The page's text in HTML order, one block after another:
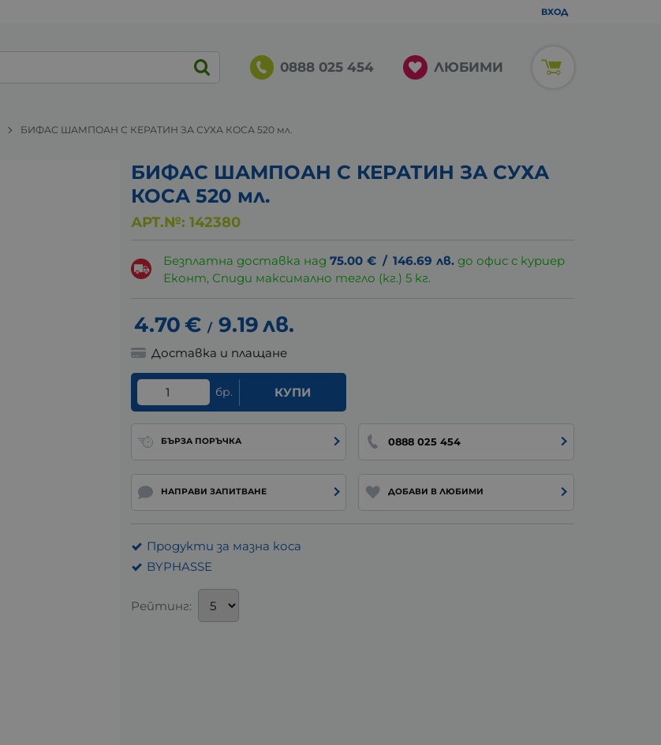
ВХОД
0888 025 454 ЛЮБИМИ
БИФАС ШАМПОАН С КЕРАТИН ЗА СУХА КОСА 520 мл.
БИФАС ШАМПОАН С КЕРАТИН ЗА СУХА
КОСА 520 мл.
АРТ.№: 142380
Безплатна доставка над75.00 € / 146.69 лв. до офис с куриер
Еконт, Спиди максимално тегло (кг.) 5 кг.
4.70€ / 9.19лв.
Доставка и плащане
бр. КУПИ
БЪРЗА ПОРЪЧКА 0888 025 454
НАПРАВИ ЗАПИТВАНЕ ДОБАВИ В ЛЮБИМИ
Продукти за мазна коса
BYPHASSE
Рейтинг: